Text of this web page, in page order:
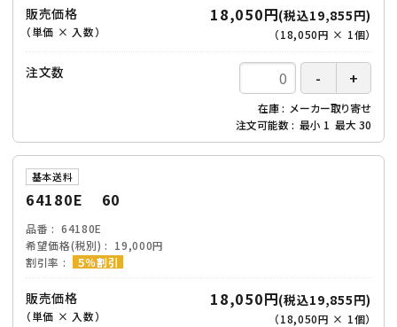
販売価格
（単価 × 入数）
18,050円(税込19,855円)
（18,050円 × 1個）
注文数
在庫
メーカー取り寄せ
注文可能数
最小 1 最大 30
基本送料
64180E 60
品番
64180E
希望価格(税別)
19,000円
割引率
５％割引
販売価格
（単価 × 入数）
18,050円(税込19,855円)
（18,050円 × 1個）